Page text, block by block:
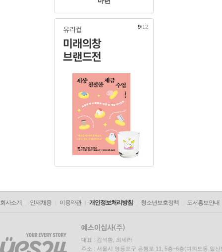
9/12
회사소개 인재채용 이용약관 개인정보처리방침 청소년보호정책 도서홍보안내
대표 : 김석환, 최세라
주소 : 서울시 영등포구 은행로 11, 5층~6층(여의도동,일신